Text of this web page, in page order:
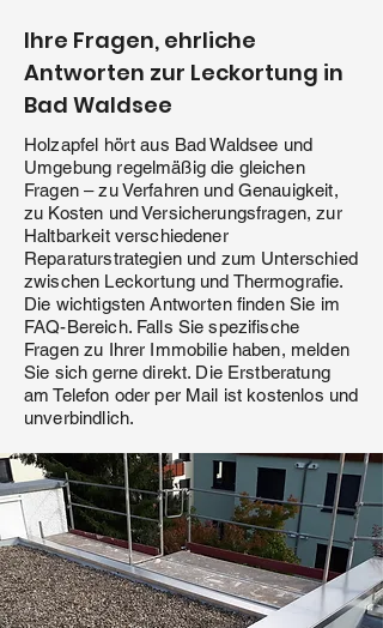
Ihre Fragen, ehrliche
Antworten zur Leckortung in
Bad Waldsee
Holzapfel hört aus Bad Waldsee und
Umgebung regelmäßig die gleichen
Fragen – zu Verfahren und Genauigkeit,
zu Kosten und Versicherungsfragen, zur
Haltbarkeit verschiedener
Reparaturstrategien und zum Unterschied
zwischen Leckortung und Thermografie.
Die wichtigsten Antworten finden Sie im
FAQ-Bereich. Falls Sie spezifische
Fragen zu Ihrer Immobilie haben, melden
Sie sich gerne direkt. Die Erstberatung
am Telefon oder per Mail ist kostenlos und
unverbindlich.